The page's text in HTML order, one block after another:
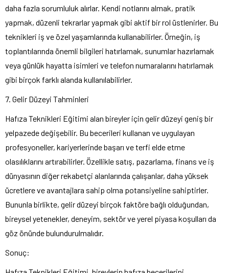
daha fazla sorumluluk alırlar. Kendi notlarını almak, pratik
yapmak, düzenli tekrarlar yapmak gibi aktif bir rol üstlenirler. Bu
teknikleri iş ve özel yaşamlarında kullanabilirler. Örneğin, iş
toplantılarında önemli bilgileri hatırlamak, sunumlar hazırlamak
veya günlük hayatta isimleri ve telefon numaralarını hatırlamak
gibi birçok farklı alanda kullanılabilirler.
7. Gelir Düzeyi Tahminleri
Hafıza Teknikleri Eğitimi alan bireyler için gelir düzeyi geniş bir
yelpazede değişebilir. Bu becerileri kullanan ve uygulayan
profesyoneller, kariyerlerinde başarı ve terfi elde etme
olasılıklarını artırabilirler. Özellikle satış, pazarlama, finans ve iş
dünyasının diğer rekabetçi alanlarında çalışanlar, daha yüksek
ücretlere ve avantajlara sahip olma potansiyeline sahiptirler.
Bununla birlikte, gelir düzeyi birçok faktöre bağlı olduğundan,
bireysel yetenekler, deneyim, sektör ve yerel piyasa koşulları da
göz önünde bulundurulmalıdır.
Sonuç: